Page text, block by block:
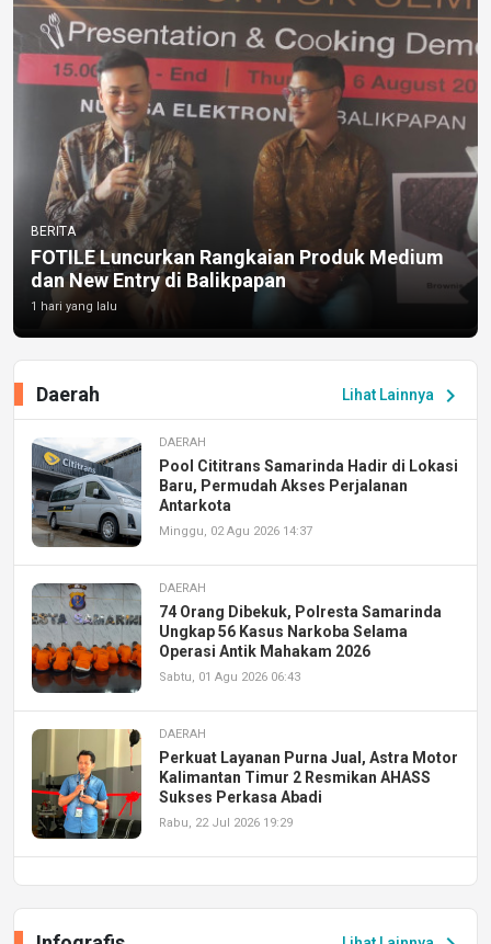
BERITA
FOTILE Luncurkan Rangkaian Produk Medium
dan New Entry di Balikpapan
1 hari yang lalu
Lihat Lainnya chevron_right
Daerah
DAERAH
Pool Cititrans Samarinda Hadir di Lokasi
Baru, Permudah Akses Perjalanan
Antarkota
Minggu, 02 Agu 2026 14:37
DAERAH
74 Orang Dibekuk, Polresta Samarinda
Ungkap 56 Kasus Narkoba Selama
Operasi Antik Mahakam 2026
Sabtu, 01 Agu 2026 06:43
DAERAH
Perkuat Layanan Purna Jual, Astra Motor
Kalimantan Timur 2 Resmikan AHASS
Sukses Perkasa Abadi
Rabu, 22 Jul 2026 19:29